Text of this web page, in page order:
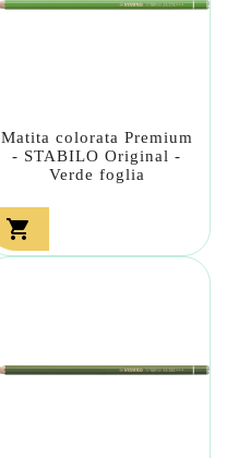
Matita colorata Premium
- STABILO Original -
Verde foglia
